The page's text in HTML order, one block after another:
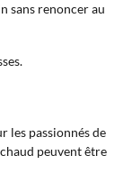
sans renoncer au
les passionnés de
peuvent être